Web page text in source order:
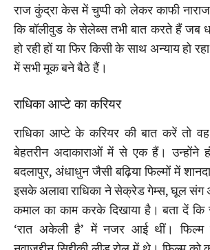
राज कुंद्रा केस में चुप्पी को लेकर काफी
कि बॉलीवुड के सेलेब्स तभी बात करते हैं जब
हो रही हों या फिर किसी के साथ अन्याय हो
में सभी मूक बने बैठे हैं।
राधिका आप्टे का करियर
राधिका आप्टे के करियर की बात करें तो
बेहतरीन अदाकाराओं में से एक हैं। उन्होंने
बदलापुर, अंधाधुन जैसी बढ़िया फिल्मों में
इसके अलावा राधिका ने सेक्रेड गेम्स, घूल संग
कमाल का काम करके दिखाया है। बता दें कि
‘रात अकेली है’ में नजर आई थीं। फिल्म